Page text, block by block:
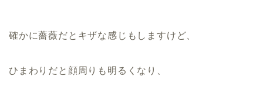
確かに薔薇だとキザな感じもしますけど、
ひまわりだと顔周りも明るくなり、